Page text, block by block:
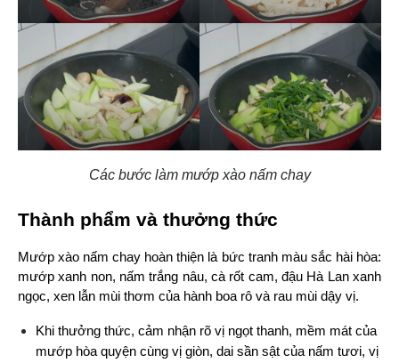
Các bước làm mướp xào nấm chay
Thành phẩm và thưởng thức
Mướp xào nấm chay hoàn thiện là bức tranh màu sắc hài hòa:
mướp xanh non, nấm trắng nâu, cà rốt cam, đậu Hà Lan xanh
ngọc, xen lẫn mùi thơm của hành boa rô và rau mùi dậy vị.
Khi thưởng thức, cảm nhận rõ vị ngọt thanh, mềm mát của
mướp hòa quyện cùng vị giòn, dai sần sật của nấm tươi, vị